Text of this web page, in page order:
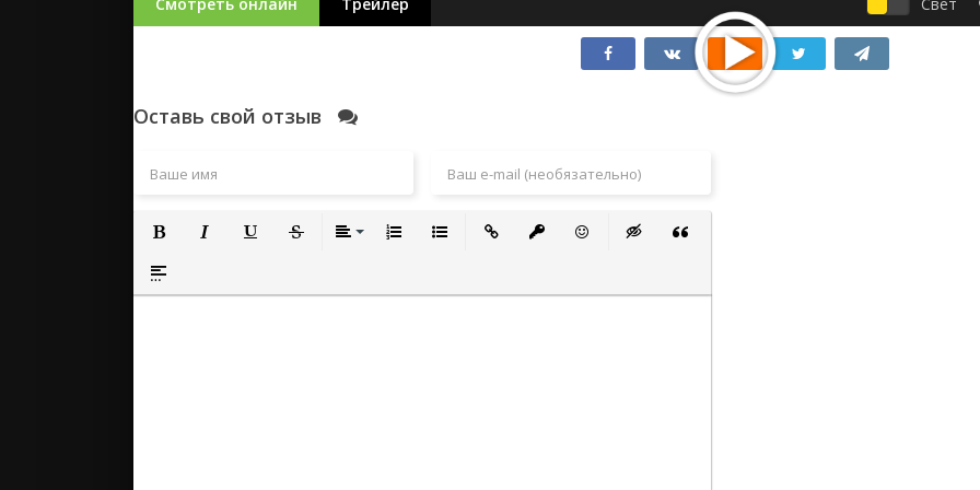
Оставь свой отзыв
Полужирный
Вставка спойлера